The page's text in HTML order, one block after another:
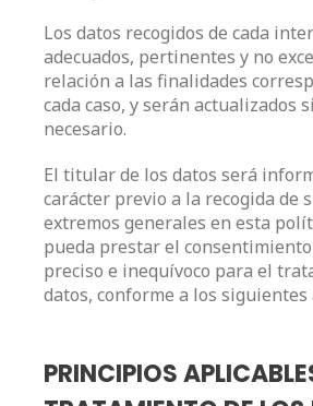
Los datos recogidos de cada
adecuados, pertinentes y no
relación a las finalidades
cada caso, y serán actualizados
necesario.
El titular de los datos será
carácter previo a la recogida de
extremos generales en esta
pueda prestar el
preciso e inequívoco para el
datos, conforme a los siguientes
PRINCIPIOS